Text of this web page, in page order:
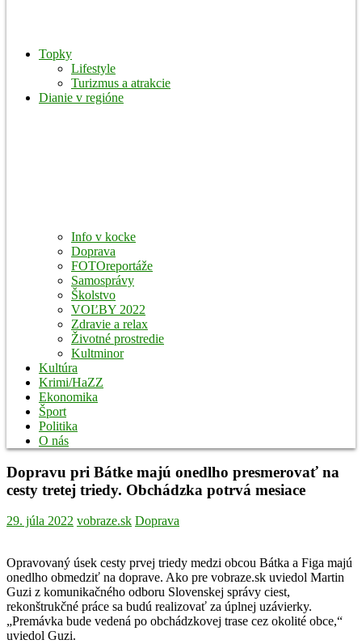
Topky
Lifestyle
Turizmus a atrakcie
Dianie v regióne
Info v kocke
Doprava
FOTOreportáže
Samosprávy
Školstvo
VOĽBY 2022
Zdravie a relax
Životné prostredie
Kultminor
Kultúra
Krimi/HaZZ
Ekonomika
Šport
Politika
O nás
Dopravu pri Bátke majú onedlho presmerovať na
cesty tretej triedy. Obchádzka potrvá mesiace
29. júla 2022 vobraze.sk Doprava
Opravovaný úsek cesty prvej triedy medzi obcou Bátka a Figa majú
onedlho obmedziť na doprave. Ako pre vobraze.sk uviedol Martin
Guzi z komunikačného odboru Slovenskej správy ciest,
rekonštrukčné práce sa budú realizovať za úplnej uzávierky.
„Premávka bude vedená po obchádzkovej trase cez okolité obce,“
uviedol Guzi.